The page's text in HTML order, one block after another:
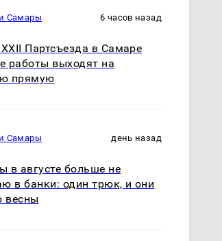
Самары 6 часов назад
Партсъезда в Самаре
работы выходят на
прямую
Самары день назад
в августе больше не
в банки: один трюк, и они
весны